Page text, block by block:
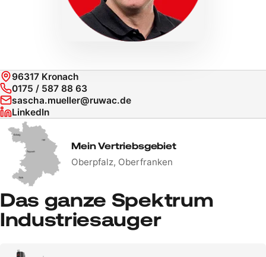
96317 Kronach
0175 / 587 88 63
sascha.mueller@ruwac.de
LinkedIn
Mein Vertriebsgebiet
Oberpfalz, Oberfranken
Das ganze Spektrum
Industriesauger